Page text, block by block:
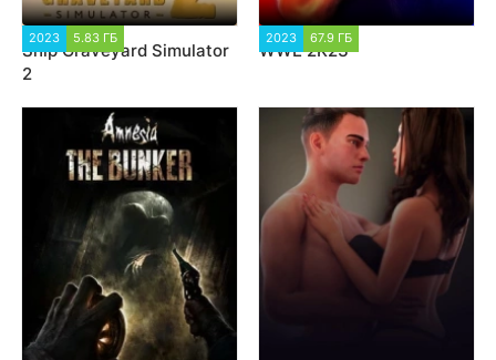
2023 5.83 ГБ
Ship Graveyard Simulator
2
2023 67.9 ГБ
WWE 2K23